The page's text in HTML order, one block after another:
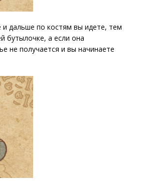
дальше по костям вы идете, тем
бутылочке, а если она
не получается и вы начинаете